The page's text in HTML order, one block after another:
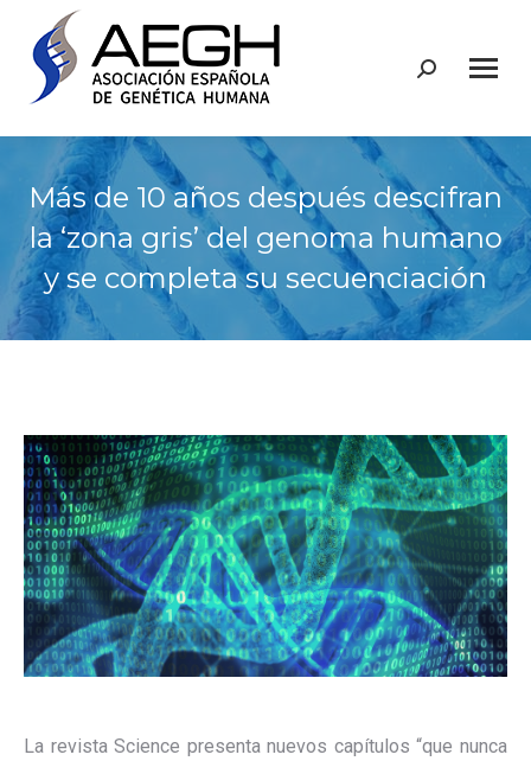
Buscar:
Más de 10 años después descifran
la ‘zona gris’ del genoma humano
y se completa su secuenciación
La revista Science presenta nuevos capítulos “que nunca